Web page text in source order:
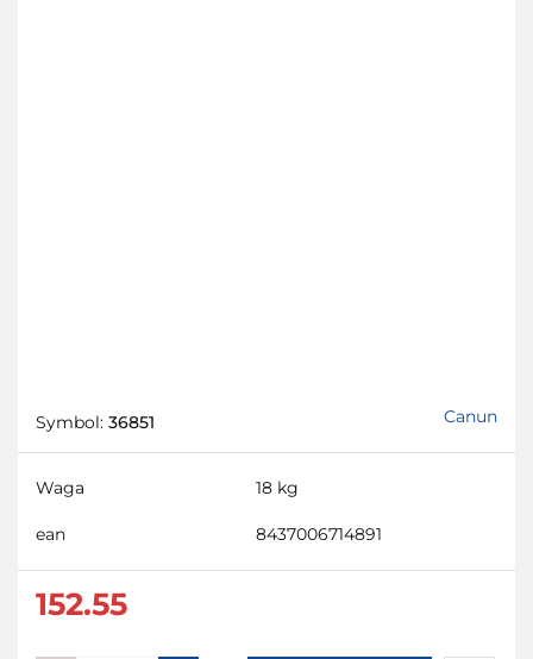
Symbol: 36851 Canun
Waga 18 kg
ean 8437006714891
152.55